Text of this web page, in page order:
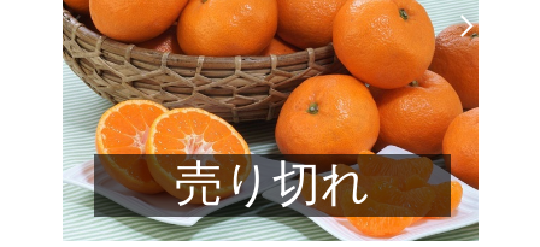
売り切れ